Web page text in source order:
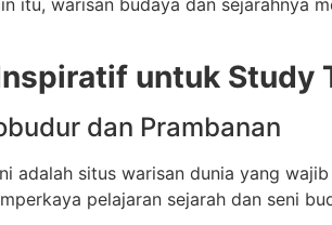
itu, warisan budaya dan sejarahnya
untuk Study
dan Prambanan
adalah situs warisan dunia yang
pelajaran sejarah dan seni